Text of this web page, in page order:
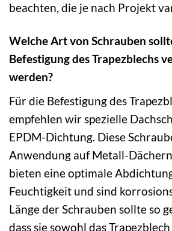
beachten, die je nach Projekt
Welche Art von Schrauben
Befestigung des Trapezblechs
werden?
Für die Befestigung des
empfehlen wir spezielle
EPDM-Dichtung. Diese
Anwendung auf Metall-
bieten eine optimale
Feuchtigkeit und sind
Länge der Schrauben sollte so
dass sie sowohl das